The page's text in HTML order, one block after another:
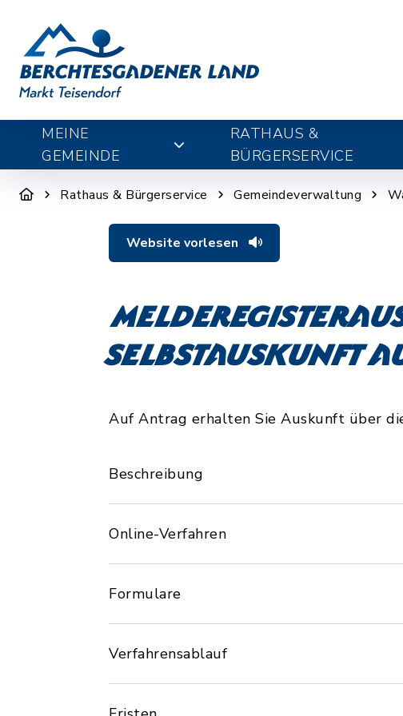
MEINE
GEMEINDE
RATHAUS &
BÜRGERSERVICE
Rathaus & Bürgerservice Gemeindeverwaltung
Website vorlesen
Selbstauskunft
Auf Antrag erhalten Sie Auskunft über
Beschreibung
Online-Verfahren
Formulare
Verfahrensablauf